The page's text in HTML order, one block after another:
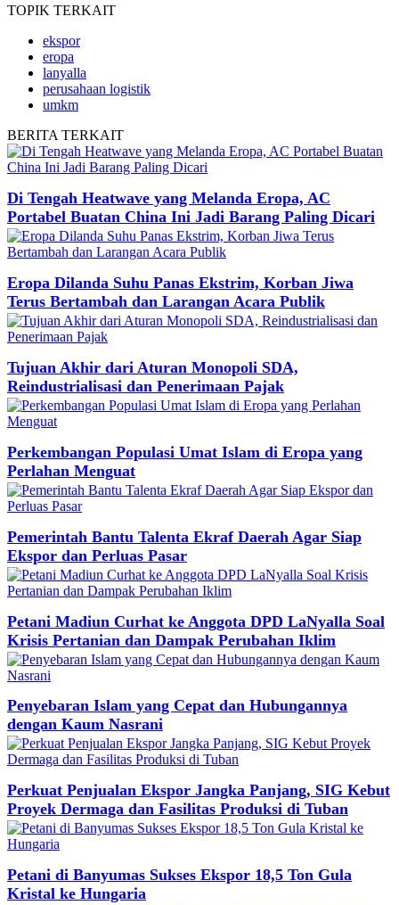
TOPIK TERKAIT
ekspor
eropa
lanyalla
perusahaan logistik
umkm
BERITA TERKAIT
Di Tengah Heatwave yang Melanda Eropa, AC
Portabel Buatan China Ini Jadi Barang Paling Dicari
Eropa Dilanda Suhu Panas Ekstrim, Korban Jiwa
Terus Bertambah dan Larangan Acara Publik
Tujuan Akhir dari Aturan Monopoli SDA,
Reindustrialisasi dan Penerimaan Pajak
Perkembangan Populasi Umat Islam di Eropa yang
Perlahan Menguat
Pemerintah Bantu Talenta Ekraf Daerah Agar Siap
Ekspor dan Perluas Pasar
Petani Madiun Curhat ke Anggota DPD LaNyalla Soal
Krisis Pertanian dan Dampak Perubahan Iklim
Penyebaran Islam yang Cepat dan Hubungannya
dengan Kaum Nasrani
Perkuat Penjualan Ekspor Jangka Panjang, SIG Kebut
Proyek Dermaga dan Fasilitas Produksi di Tuban
Petani di Banyumas Sukses Ekspor 18,5 Ton Gula
Kristal ke Hungaria